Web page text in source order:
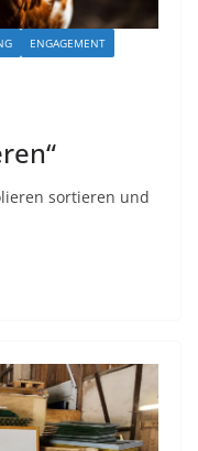
ENGAGEMENT
sortieren und